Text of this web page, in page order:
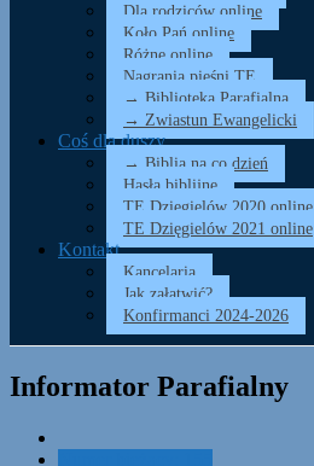
Dla rodziców online
Koło Pań online
Różne online
Nagrania pieśni TE
→ Biblioteka Parafialna
→ Zwiastun Ewangelicki
Coś dla duszy…
→ Biblia na co dzień
Hasła biblijne
TE Dzięgielów 2020 online
TE Dzięgielów 2021 online
Kontakt
Kancelaria
Jak załatwić?
Konfirmanci 2024-2026
Informator Parafialny